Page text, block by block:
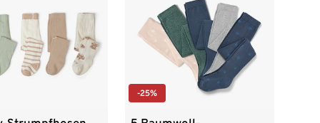
-25%